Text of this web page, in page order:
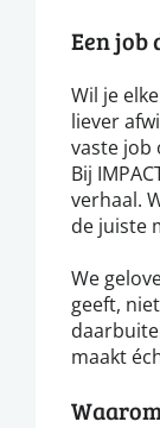
Een job
Wil je
liever
vaste job
Bij
verhaal.
de juiste
We
geeft,
maakt